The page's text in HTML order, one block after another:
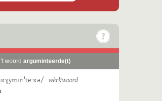
woord arguminteerde(t)
wèrkwoord